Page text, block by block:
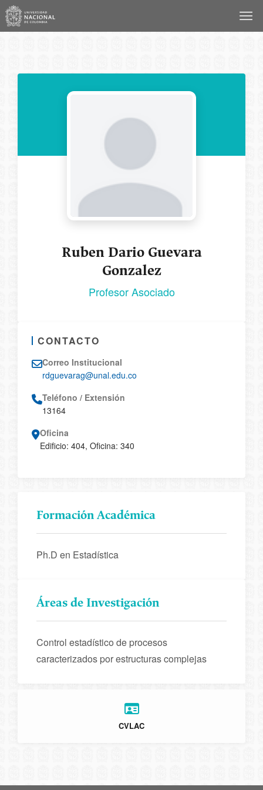
Saltar
contenido
Ruben Dario Guevara
Gonzalez
Profesor Asociado
CONTACTO
Correo Institucional
rdguevarag@unal.edu.co
Teléfono / Extensión
13164
Oficina
Edificio: 404, Oficina: 340
Formación Académica
Ph.D en Estadística
Áreas de Investigación
Control estadístico de procesos
caracterizados por estructuras complejas
CVLAC